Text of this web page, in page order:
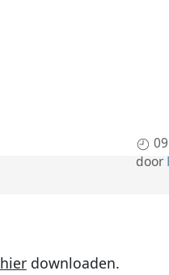
door
hierdownloaden.